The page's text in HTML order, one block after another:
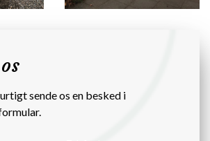
sende os en besked i